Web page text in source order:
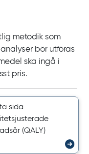
metodik som
bör utföras
ska ingå i
pris.
sida
(QALY)